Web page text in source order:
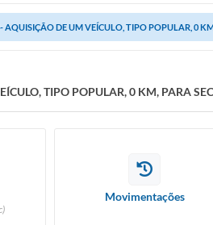
AQUISIÇÃO DE UM VEÍCULO, TIPO POPULAR, 0
TIPO POPULAR, 0 KM, PARA
Movimentações